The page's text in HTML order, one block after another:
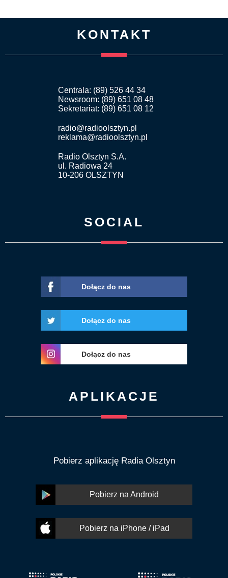
KONTAKT
Centrala: (89) 526 44 34
Newsroom: (89) 651 08 48
Sekretariat: (89) 651 08 12
radio@radioolsztyn.pl
reklama@radioolsztyn.pl
Radio Olsztyn S.A.
ul. Radiowa 24
10-206 OLSZTYN
SOCIAL
Dołącz do nas
Dołącz do nas
Dołącz do nas
APLIKACJE
Pobierz aplikację Radia Olsztyn
Pobierz na Android
Pobierz na iPhone / iPad